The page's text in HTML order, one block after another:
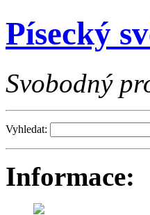
Písecký
Svobodný
Vyhledat:
Informace: